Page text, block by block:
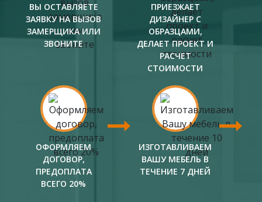
ВЫ ОСТАВЛЯЕТЕ
ЗАЯВКУ НА ВЫЗОВ
ЗАМЕРЩИКА ИЛИ
ЗВОНИТЕ
ПРИЕЗЖАЕТ
ДИЗАЙНЕР С
ОБРАЗЦАМИ,
ДЕЛАЕТ ПРОЕКТ И
РАСЧЕТ
СТОИМОСТИ
ОФОРМЛЯЕМ
ДОГОВОР,
ПРЕДОПЛАТА
ВСЕГО 20%
ИЗГОТАВЛИВАЕМ
ВАШУ МЕБЕЛЬ В
ТЕЧЕНИЕ 7 ДНЕЙ